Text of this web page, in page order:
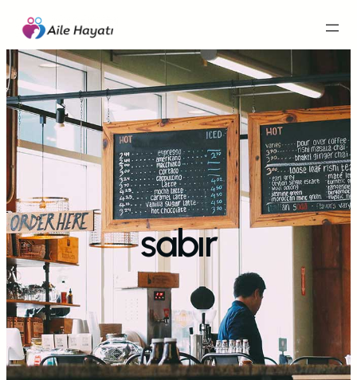
İçeriğe
geç
sabır